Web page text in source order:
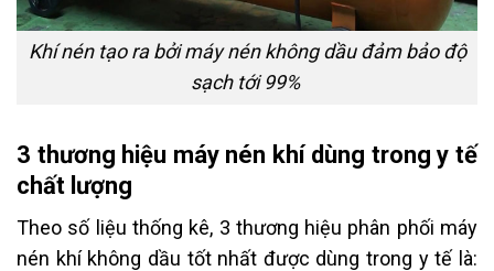
Khí nén tạo ra bởi máy nén không dầu đảm bảo độ
sạch tới 99%
3 thương hiệu máy nén khí dùng trong y tế
chất lượng
Theo số liệu thống kê, 3 thương hiệu phân phối máy
nén khí không dầu tốt nhất được dùng trong y tế là: